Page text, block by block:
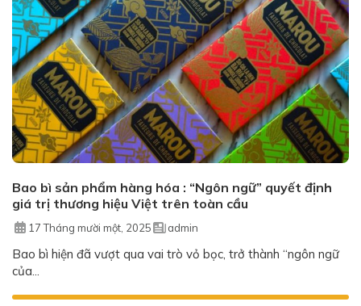
Bao bì sản phẩm hàng hóa : “Ngôn ngữ” quyết định
giá trị thương hiệu Việt trên toàn cầu
17 Tháng mười một, 2025 admin
Bao bì hiện đã vượt qua vai trò vỏ bọc, trở thành “ngôn ngữ
của...